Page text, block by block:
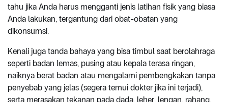
tahu jika Anda harus mengganti jenis latihan fisik yang biasa
Anda lakukan, tergantung dari obat-obatan yang
dikonsumsi.
Kenali juga tanda bahaya yang bisa timbul saat berolahraga
seperti badan lemas, pusing atau kepala terasa ringan,
naiknya berat badan atau mengalami pembengkakan tanpa
penyebab yang jelas (segera temui dokter jika ini terjadi),
serta merasakan tekanan pada dada, leher, lengan, rahang,